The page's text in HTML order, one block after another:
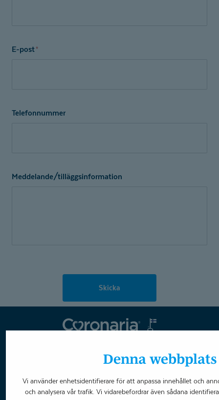
Denna
Vi använder enhetsidentifierare för att anpassa innehållet och
och analysera vår trafik. Vi vidarebefordrar även sådana
E-post *
Telefonnummer
Meddelande/tilläggsinformation
Skicka
Coronaria
Ändra cookie-inställningar
Boka tid